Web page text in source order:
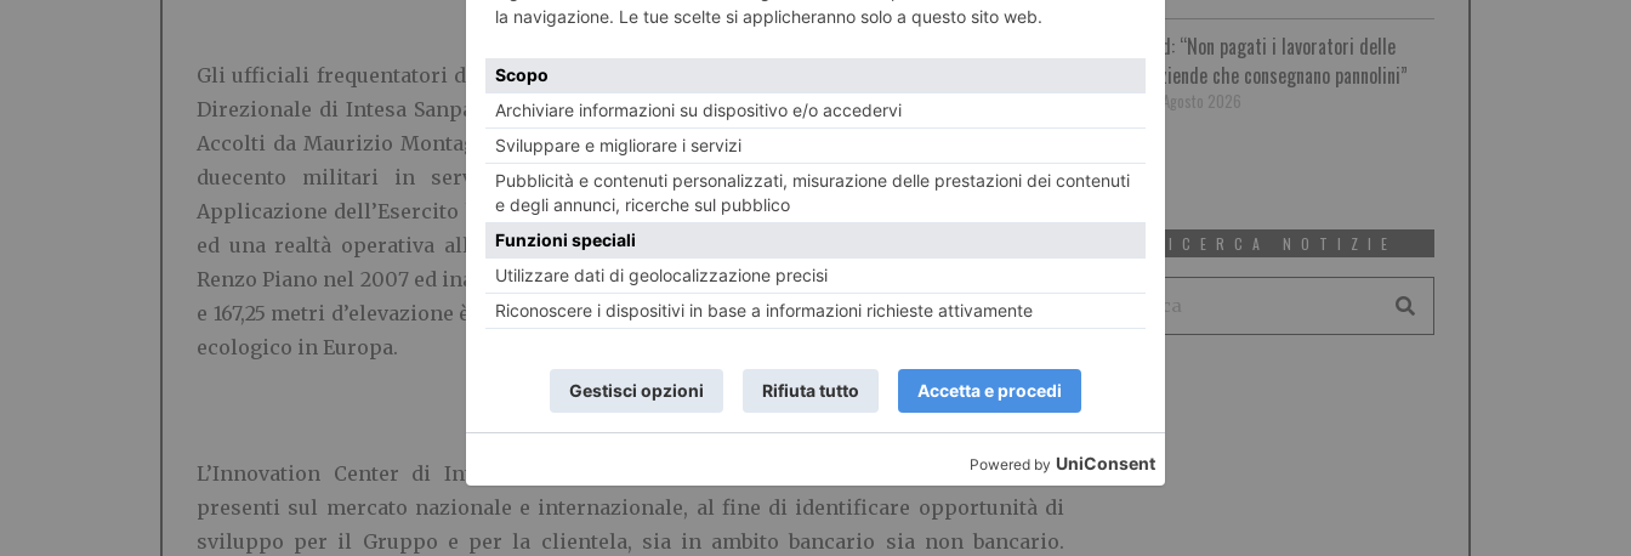
Gli ufficiali frequentatori del 141° corso di Stato Maggiore hanno visitato oggi il Centro
Direzionale di Intesa Sanpaolo, dove ha sede l’Innovation Center del gruppo bancario.
Accolti da Maurizio Montagnese, Chief Innovation Officer di Intesa Sanpaolo, gli oltre
duecento militari in servizio presso Comando per la Formazione e Scuola di
Applicazione dell’Esercito hanno avuto l’opportunità di osservare da vicino un edificio
ed una realtà operativa all’avanguardia sotto molteplici punti di vista. Progettato da
Renzo Piano nel 2007 ed inaugurato il 10 aprile del 2015, il grattacielo con i suoi 38 piani
e 167,25 metri d’elevazione è il terzo edificio più alto di Torino e, nella sua categoria, più
ecologico in Europa.
L’Innovation Center di Intesa Sanpaolo ricerca e analizza le soluzioni innovative
presenti sul mercato nazionale e internazionale, al fine di identificare opportunità di
sviluppo per il Gruppo e per la clientela, sia in ambito bancario sia non bancario.
Pd: “Non pagati i lavoratori delle
aziende che consegnano pannolini”
7 Agosto 2026
RICERCA NOTIZIE